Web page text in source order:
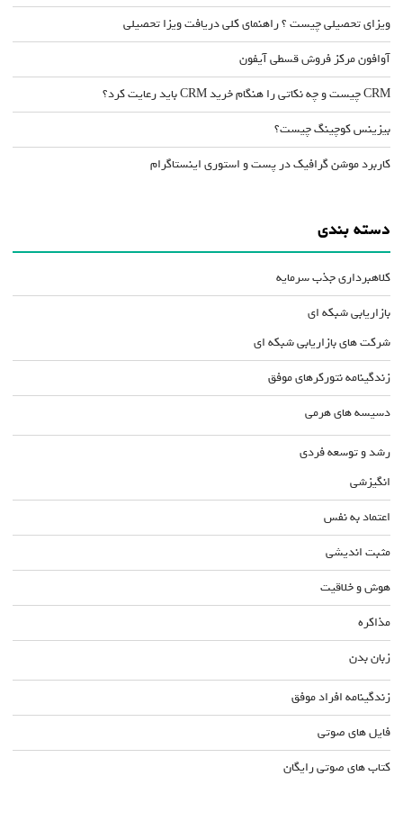
ویزای تحصیلی چیست ؟ راهنمای کلی دریافت ویزا تحصیلی
آوافون مرکز فروش قسطی آیفون
CRM چیست و چه نکاتی را هنگام خرید CRM باید رعایت کرد؟
بیزینس کوچینگ چیست؟
کاربرد موشن گرافیک در پست و استوری اینستاگرام
دسته بندی
کلاهبرداری جذب سرمایه
بازاریابی شبکه ای
شرکت های بازاریابی شبکه ای
زندگینامه نتورکرهای موفق
دسیسه های هرمی
رشد و توسعه فردی
انگیزشی
اعتماد به نفس
مثبت اندیشی
هوش و خلاقیت
مذاکره
زبان بدن
زندگینامه افراد موفق
فایل های صوتی
کتاب های صوتی رایگان